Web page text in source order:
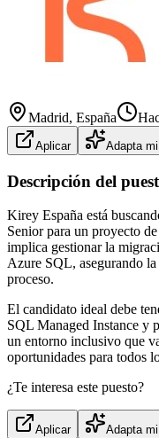
Madrid, España
Aplicar Adapta
Descripción del
Kirey España está
Senior para un proyecto
implica gestionar la
Azure SQL, asegurando
proceso.
El candidato ideal debe
SQL Managed Instance y
un entorno inclusivo que
oportunidades para todos
¿Te interesa este puesto?
Aplicar Adapta